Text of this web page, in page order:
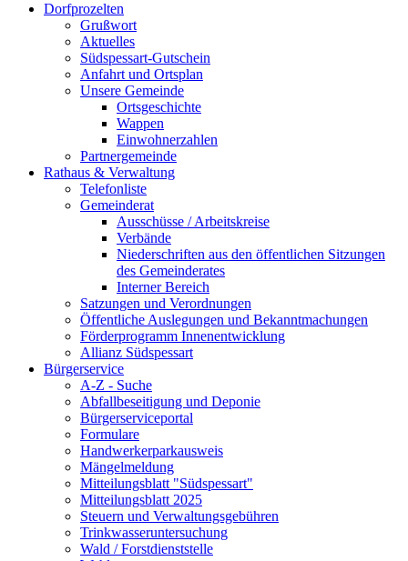
Dorfprozelten
Grußwort
Aktuelles
Südspessart-Gutschein
Anfahrt und Ortsplan
Unsere Gemeinde
Ortsgeschichte
Wappen
Einwohnerzahlen
Partnergemeinde
Rathaus & Verwaltung
Telefonliste
Gemeinderat
Ausschüsse / Arbeitskreise
Verbände
Niederschriften aus den öffentlichen Sitzungen
des Gemeinderates
Interner Bereich
Satzungen und Verordnungen
Öffentliche Auslegungen und Bekanntmachungen
Förderprogramm Innenentwicklung
Allianz Südspessart
Bürgerservice
A-Z - Suche
Abfallbeseitigung und Deponie
Bürgerserviceportal
Formulare
Handwerkerparkausweis
Mängelmeldung
Mitteilungsblatt "Südspessart"
Mitteilungsblatt 2025
Steuern und Verwaltungsgebühren
Trinkwasseruntersuchung
Wald / Forstdienststelle